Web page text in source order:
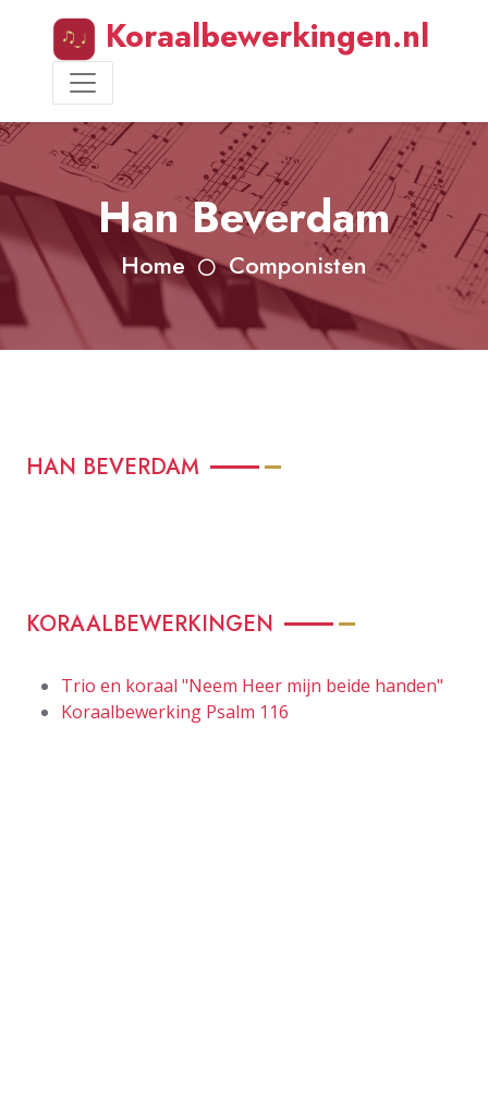
Koraalbewerkingen.nl
Han Beverdam
Home Componisten
HAN BEVERDAM
KORAALBEWERKINGEN
Trio en koraal "Neem Heer mijn beide handen"
Koraalbewerking Psalm 116